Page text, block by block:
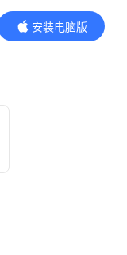
安装电脑版
内容更精彩